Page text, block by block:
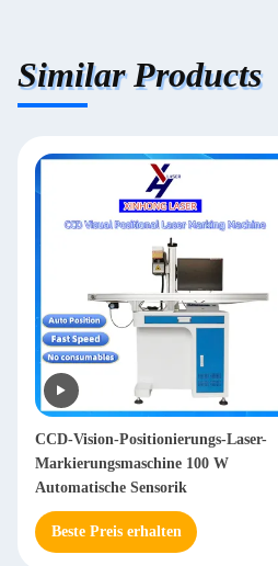
Similar Products
CCD-Vision-Positionierungs-Laser-
Markierungsmaschine 100 W
Automatische Sensorik
Beste Preis erhalten